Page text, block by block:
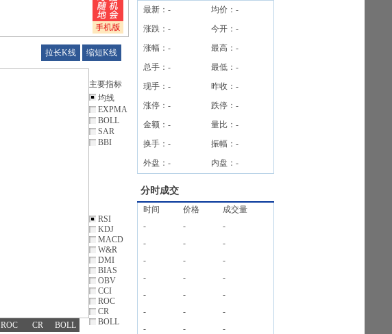
拉长K线 缩短K线
主要指标
均线
EXPMA
BOLL
SAR
BBI
RSI
KDJ
MACD
W&R
DMI
BIAS
OBV
CCI
ROC
CR
BOLL
ROC CR BOLL
最新： - 均价： -
涨跌： - 今开： -
涨幅： - 最高： -
总手： - 最低： -
现手： - 昨收： -
涨停： - 跌停： -
金额： - 量比： -
换手： - 振幅： -
外盘： - 内盘： -
分时成交
时间 价格
成交量
-
-
-
-
-
-
-
-
-
-
-
-
-
-
-
-
-
-
-
-
-